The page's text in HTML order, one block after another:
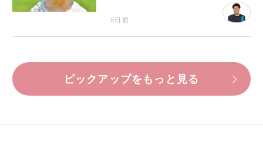
5日前
ピックアップをもっと見る